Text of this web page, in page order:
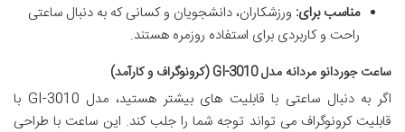
مناسب برای: ورزشکاران، دانشجویان و کسانی که به دنبال ساعتی
راحت و کاربردی برای استفاده روزمره هستند.
ساعت جوردانو مردانه مدل GI-3010 (کرونوگراف و کارآمد)
اگر به دنبال ساعتی با قابلیت های بیشتر هستید، مدل GI-3010 با
قابلیت کرونوگراف می تواند توجه شما را جلب کند. این ساعت با طراحی